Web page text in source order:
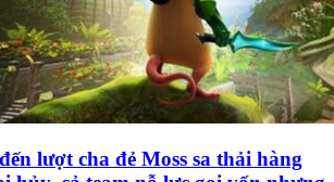
lượt cha đẻ Moss sa thải hàng